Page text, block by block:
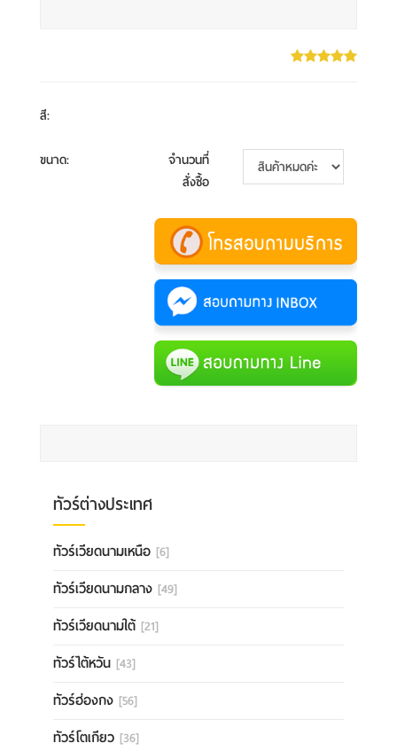
สี:
ขนาด:
จำนวนที่
สั่งซื้อ
ทัวร์ต่างประเทศ
ทัวร์เวียดนามเหนือ [6]
ทัวร์เวียดนามกลาง [49]
ทัวร์เวียดนามใต้ [21]
ทัวร์ไต้หวัน [43]
ทัวร์ฮ่องกง [56]
ทัวร์โตเกียว [36]